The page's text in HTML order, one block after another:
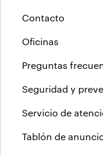
Contacto
Oficinas
Preguntas
Seguridad y
Servicio de
Tablón de